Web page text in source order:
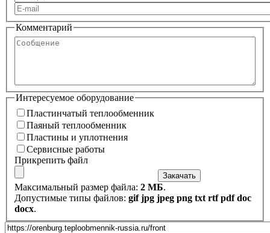
Комментарий
Сообщение
Интересуемое оборудование
Пластинчатый теплообменник
Пластинчатый теплообменник
Паяный теплообменник
Паяный теплообменник
Пластины и уплотнения
Пластины и уплотнения
Сервисные работы
Сервисные работы
Прикрепить файл
Закачать
Максимальный размер файла: 2 МБ.
Допустимые типы файлов: gif jpg jpeg png txt rtf pdf doc
docx.